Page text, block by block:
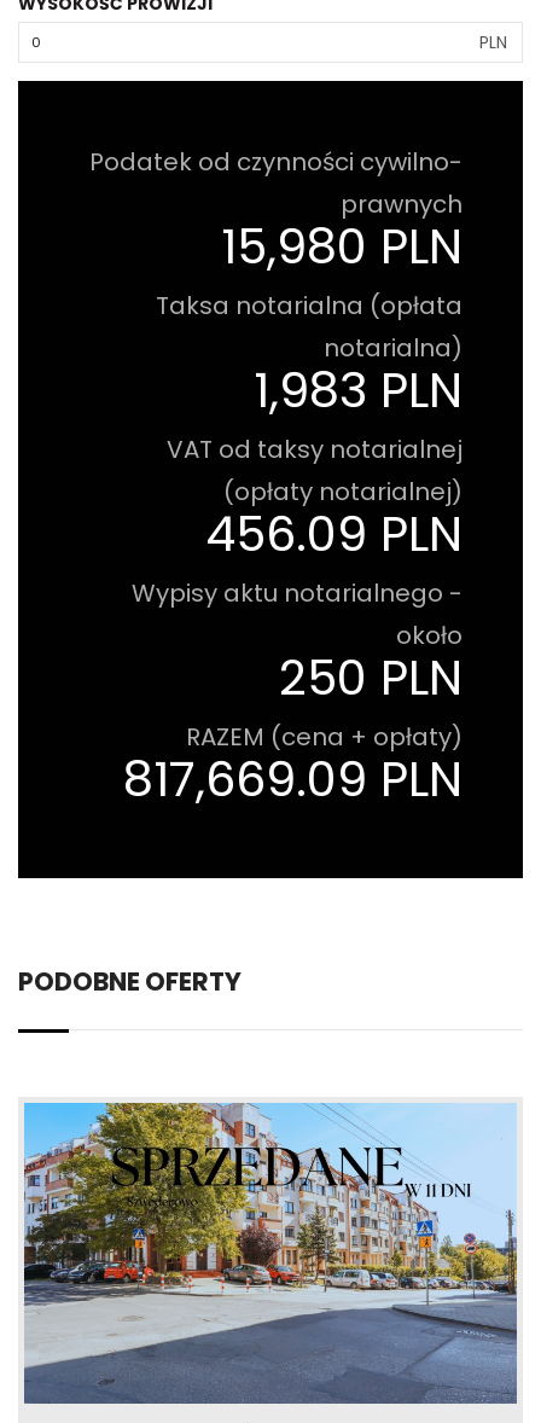
PLN
Podatek od czynności cywilno-
prawnych
15,980 PLN
Taksa notarialna (opłata
notarialna)
1,983 PLN
VAT od taksy notarialnej
(opłaty notarialnej)
456.09 PLN
Wypisy aktu notarialnego -
około
250 PLN
RAZEM (cena + opłaty)
817,669.09 PLN
PODOBNE OFERTY